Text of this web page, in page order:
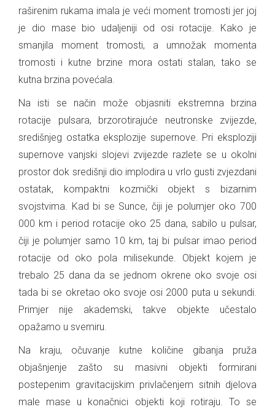
raširenim rukama imala je veći moment tromosti jer joj
je dio mase bio udaljeniji od osi rotacije. Kako je
smanjila moment tromosti, a umnožak momenta
tromosti i kutne brzine mora ostati stalan, tako se
kutna brzina povećala.
Na isti se način može objasniti ekstremna brzina
rotacije pulsara, brzorotirajuće neutronske zvijezde,
središnjeg ostatka eksplozije supernove. Pri eksploziji
supernove vanjski slojevi zvijezde razlete se u okolni
prostor dok središnji dio implodira u vrlo gusti zvjezdani
ostatak, kompaktni kozmički objekt s bizarnim
svojstvima. Kad bi se Sunce, čiji je polumjer oko 700
000 km i period rotacije oko 25 dana, sabilo u pulsar,
čiji je polumjer samo 10 km, taj bi pulsar imao period
rotacije od oko pola milisekunde. Objekt kojem je
trebalo 25 dana da se jednom okrene oko svoje osi
tada bi se okretao oko svoje osi 2000 puta u sekundi.
Primjer nije akademski, takve objekte učestalo
opažamo u svemiru.
Na kraju, očuvanje kutne količine gibanja pruža
objašnjenje zašto su masivni objekti formirani
postepenim gravitacijskim privlačenjem sitnih djelova
male mase u konačnici objekti koji rotiraju. To se